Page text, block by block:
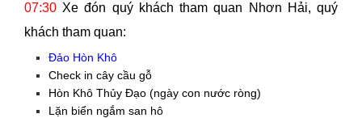
07:30 Xe đón quý khách tham quan Nhơn Hải, quý
khách tham quan:
Đảo Hòn Khô
Check in cây cầu gỗ
Hòn Khô Thủy Đạo (ngày con nước ròng)
Lặn biển ngắm san hô